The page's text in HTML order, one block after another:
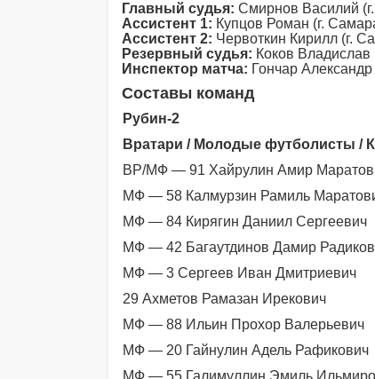
Главный судья: Смирнов Василий (г.
Ассистент 1: Купцов Роман (г.
Ассистент 2: Червоткин Кирилл (г.
Резервный судья: Коков Владислав
Инспектор матча: Гончар
Составы команд
Рубин-2
Вратари / Молодые футболисты /
ВР/МФ — 91 Хайрулин Амир
МФ — 58 Калмурзин Рамиль
МФ — 84 Кирягин Даниил Сергеевич
МФ — 42 Багаутдинов Дамир
МФ — 3 Сергеев Иван Дмитриевич
29 Ахметов Рамазан Ирекович
МФ — 88 Ильин Прохор Валерьевич
МФ — 20 Гайнулин Адель Рафикович